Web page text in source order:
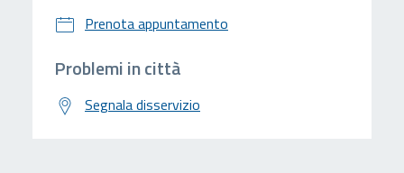
Prenota appuntamento
Problemi in città
Segnala disservizio